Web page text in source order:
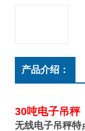
产品介绍：
30吨电子吊秤
无线电子吊秤特